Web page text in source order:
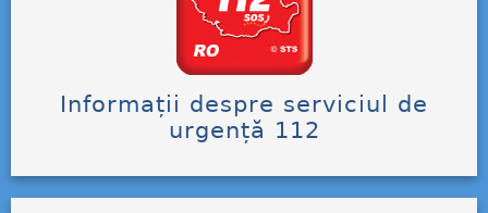
Informații despre serviciul de
urgență 112